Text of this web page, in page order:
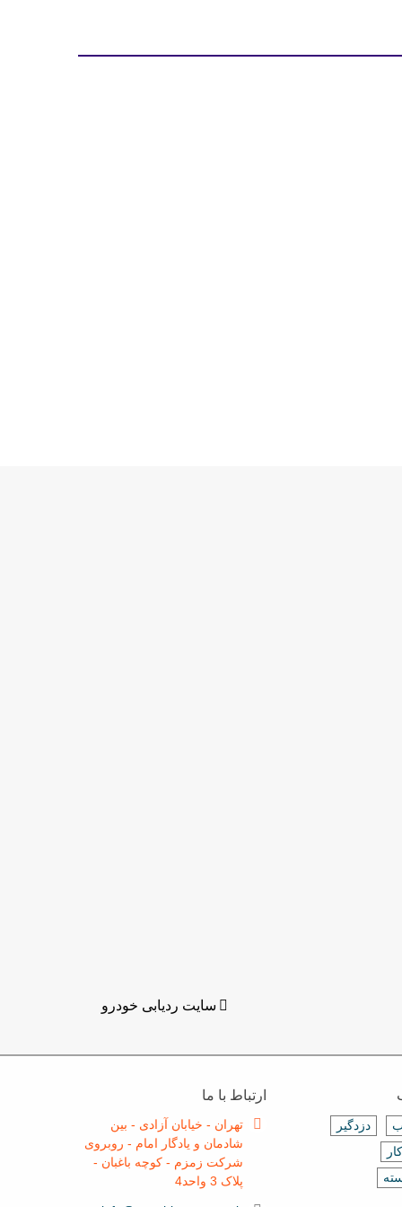
سایت ردیابی خودرو
دزدگیر
ارتباط با ما
تهران - خیابان آزادی - بین
شادمان و یادگار امام - روبروی
شرکت زمزم - کوچه باغبان -
پلاک 3 واحد4